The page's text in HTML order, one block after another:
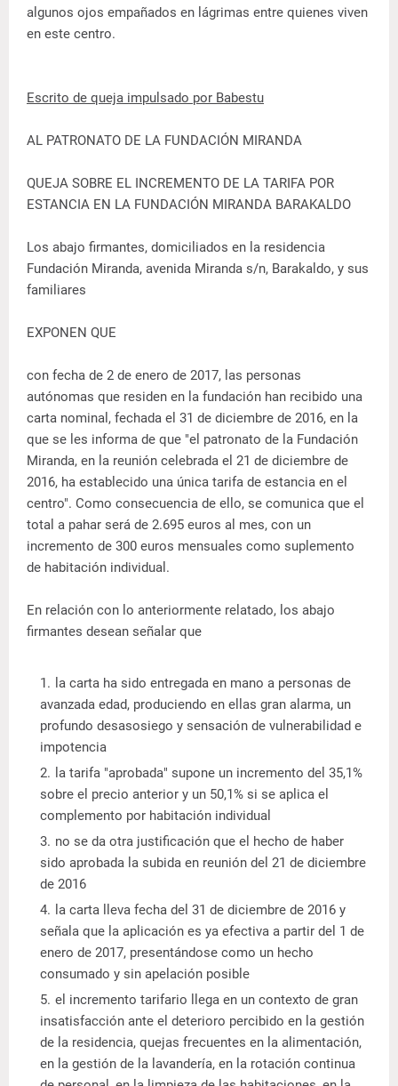
algunos ojos empañados en lágrimas entre quienes viven
en este centro.
Escrito de queja impulsado por Babestu
AL PATRONATO DE LA FUNDACIÓN MIRANDA
QUEJA SOBRE EL INCREMENTO DE LA TARIFA POR
ESTANCIA EN LA FUNDACIÓN MIRANDA BARAKALDO
Los abajo firmantes, domiciliados en la residencia
Fundación Miranda, avenida Miranda s/n, Barakaldo, y sus
familiares
EXPONEN QUE
con fecha de 2 de enero de 2017, las personas
autónomas que residen en la fundación han recibido una
carta nominal, fechada el 31 de diciembre de 2016, en la
que se les informa de que "el patronato de la Fundación
Miranda, en la reunión celebrada el 21 de diciembre de
2016, ha establecido una única tarifa de estancia en el
centro". Como consecuencia de ello, se comunica que el
total a pahar será de 2.695 euros al mes, con un
incremento de 300 euros mensuales como suplemento
de habitación individual.
En relación con lo anteriormente relatado, los abajo
firmantes desean señalar que
la carta ha sido entregada en mano a personas de
avanzada edad, produciendo en ellas gran alarma, un
profundo desasosiego y sensación de vulnerabilidad e
impotencia
la tarifa "aprobada" supone un incremento del 35,1%
sobre el precio anterior y un 50,1% si se aplica el
complemento por habitación individual
no se da otra justificación que el hecho de haber
sido aprobada la subida en reunión del 21 de diciembre
de 2016
la carta lleva fecha del 31 de diciembre de 2016 y
señala que la aplicación es ya efectiva a partir del 1 de
enero de 2017, presentándose como un hecho
consumado y sin apelación posible
el incremento tarifario llega en un contexto de gran
insatisfacción ante el deterioro percibido en la gestión
de la residencia, quejas frecuentes en la alimentación,
en la gestión de la lavandería, en la rotación continua